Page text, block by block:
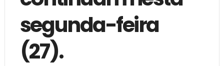
segunda-feira
(27).